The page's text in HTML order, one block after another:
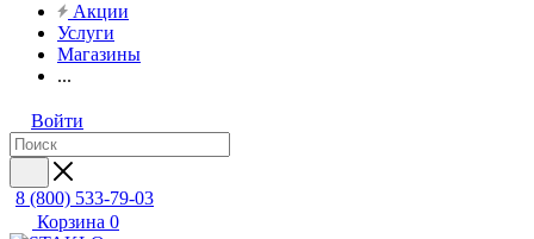
Акции
Услуги
Магазины
...
Войти
8 (800) 533-79-03
Корзина 0